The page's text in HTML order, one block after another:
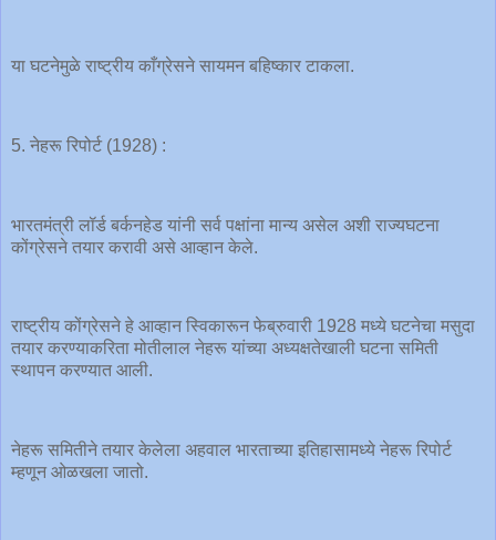
या घटनेमुळे राष्ट्रीय काँग्रेसने सायमन बहिष्कार टाकला.
5. नेहरू रिपोर्ट (1928) :
भारतमंत्री लॉर्ड बर्कनहेड यांनी सर्व पक्षांना मान्य असेल अशी राज्यघटना
कोंग्रेसने तयार करावी असे आव्हान केले.
राष्ट्रीय कोंग्रेसने हे आव्हान स्विकारून फेब्रुवारी 1928 मध्ये घटनेचा मसुदा
तयार करण्याकरिता मोतीलाल नेहरू यांच्या अध्यक्षतेखाली घटना समिती
स्थापन करण्यात आली.
नेहरू समितीने तयार केलेला अहवाल भारताच्या इतिहासामध्ये नेहरू रिपोर्ट
म्हणून ओळखला जातो.